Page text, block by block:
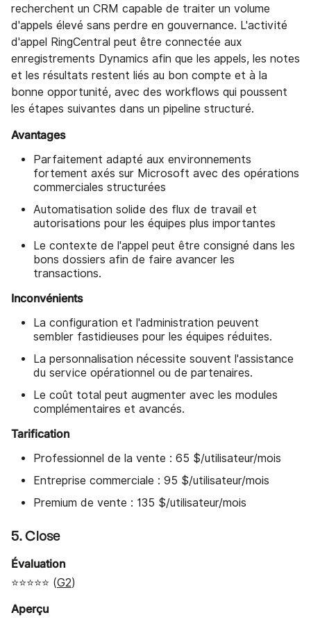
recherchent un CRM capable de traiter un volume
d'appels élevé sans perdre en gouvernance. L'activité
d'appel RingCentral peut être connectée aux
enregistrements Dynamics afin que les appels, les notes
et les résultats restent liés au bon compte et à la
bonne opportunité, avec des workflows qui poussent
les étapes suivantes dans un pipeline structuré.
Avantages
Parfaitement adapté aux environnements
fortement axés sur Microsoft avec des opérations
commerciales structurées
Automatisation solide des flux de travail et
autorisations pour les équipes plus importantes
Le contexte de l'appel peut être consigné dans les
bons dossiers afin de faire avancer les
transactions.
Inconvénients
La configuration et l'administration peuvent
sembler fastidieuses pour les équipes réduites.
La personnalisation nécessite souvent l'assistance
du service opérationnel ou de partenaires.
Le coût total peut augmenter avec les modules
complémentaires et avancés.
Tarification
Professionnel de la vente : 65 $/utilisateur/mois
Entreprise commerciale : 95 $/utilisateur/mois
Premium de vente : 135 $/utilisateur/mois
5. Close
Évaluation
⭐⭐⭐⭐⭐ (G2)
Aperçu